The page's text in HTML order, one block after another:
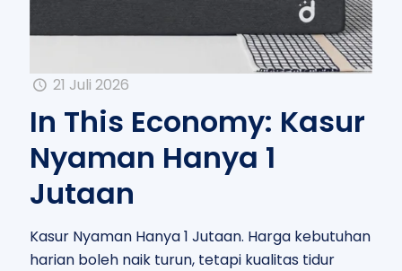
21 Juli 2026
In This Economy: Kasur
Nyaman Hanya 1
Jutaan
Kasur Nyaman Hanya 1 Jutaan. Harga kebutuhan
harian boleh naik turun, tetapi kualitas tidur